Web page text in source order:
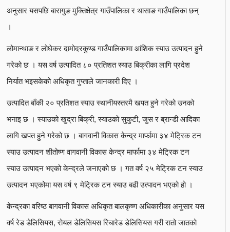
अनुसार यसपछि बारागुङ मुक्तिक्षेत्र गाउँपालिका र थासाङ गाउँपालिका छन्
।
लोमान्थाङ र लोघेकर दामोदरकुण्ड गाउँपालिकामा आंशिक स्याउ उत्पादन हुने
गरेको छ । यस वर्ष उत्पादित ८० प्रतिशत स्याउ बिक्रीका लागि प्रदेश
निर्यात भइसकेको अधिकृत गुप्ताले जानकारी दिए ।
उत्पादित बाँकी २० प्रतिशत स्याउ स्थानीयस्तरमै खपत हुने गरेको उनको
भनाइ छ । स्याउको खुद्रा बिक्री, स्याउको सुकुटी, जुस र ब्रान्डी आदिका
लागि खपत हुने गरेको छ । बागवानी विकास केन्द्र मार्फामा ३४ मेट्रिक टन
स्याउ उत्पादन शीतोष्ण वागवानी विकास केन्द्र मार्फामा ३४ मेट्रिक टन
स्याउ उत्पादन भएको केन्द्रले जनाएको छ । गत वर्ष २५ मेट्रिक टन स्याउ
उत्पादन भएकोमा यस वर्ष ९ मेट्रिक टन स्याउ बढी उत्पादन भएको हो ।
केन्द्रका वरिष्ठ बागवानी विकास अधिकृत बालकृष्ण अधिकारीका अनुसार यस
वर्ष रेड डेलिसियस, रोयल डेलिसियस रिचारेड डेलिसियस गरी रातो जातको